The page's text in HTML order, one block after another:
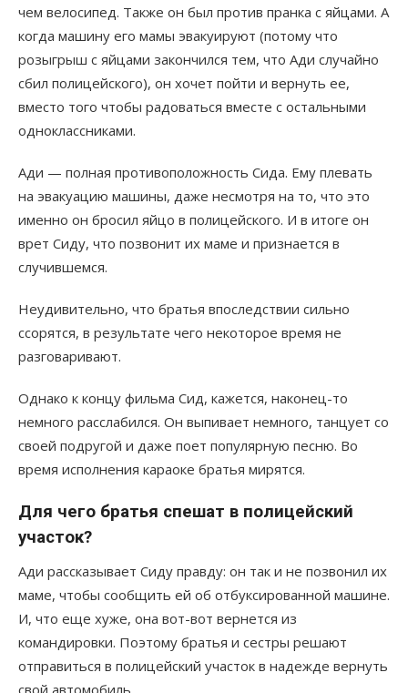
чем велосипед. Также он был против пранка с яйцами. А
когда машину его мамы эвакуируют (потому что
розыгрыш с яйцами закончился тем, что Ади случайно
сбил полицейского), он хочет пойти и вернуть ее,
вместо того чтобы радоваться вместе с остальными
одноклассниками.
Ади — полная противоположность Сида. Ему плевать
на эвакуацию машины, даже несмотря на то, что это
именно он бросил яйцо в полицейского. И в итоге он
врет Сиду, что позвонит их маме и признается в
случившемся.
Неудивительно, что братья впоследствии сильно
ссорятся, в результате чего некоторое время не
разговаривают.
Однако к концу фильма Сид, кажется, наконец-то
немного расслабился. Он выпивает немного, танцует со
своей подругой и даже поет популярную песню. Во
время исполнения караоке братья мирятся.
Для чего братья спешат в полицейский
участок?
Ади рассказывает Сиду правду: он так и не позвонил их
маме, чтобы сообщить ей об отбуксированной машине.
И, что еще хуже, она вот-вот вернется из
командировки. Поэтому братья и сестры решают
отправиться в полицейский участок в надежде вернуть